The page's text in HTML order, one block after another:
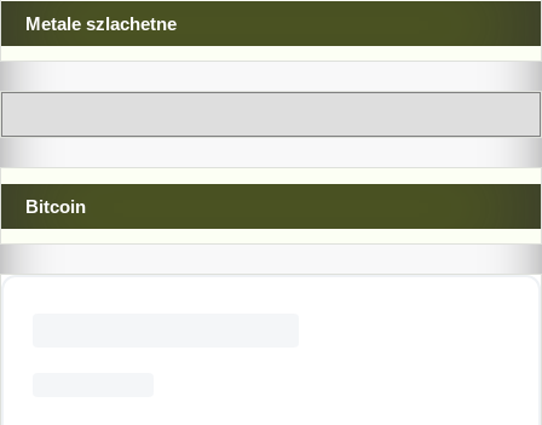
Metale szlachetne
Bitcoin